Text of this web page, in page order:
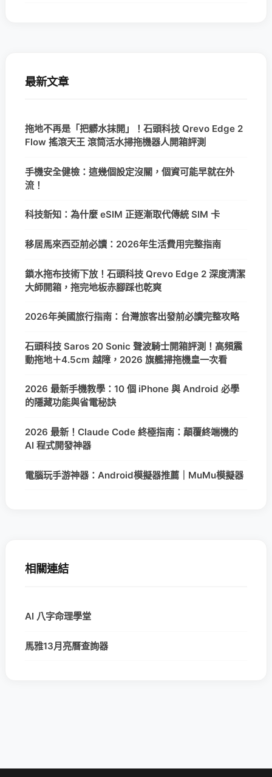
最新文章
拖地不再是「把髒水抹開」！石頭科技 Qrevo Edge 2
Flow 搖滾天王 滾筒活水掃拖機器人開箱評測
手機安全健檢：這幾個設定沒關，個資可能早就在外
流！
科技新知：為什麼 eSIM 正逐漸取代傳統 SIM 卡
移居馬來西亞前必讀：2026年生活費用完整指南
鎖水拖布技術下放！石頭科技 Qrevo Edge 2 深度清潔
大師開箱，拖完地板赤腳踩也乾爽
2026年美國旅行指南：台灣旅客出發前必讀完整攻略
石頭科技 Saros 20 Sonic 聲波騎士開箱評測！高頻震
動拖地＋4.5cm 越障，2026 旗艦掃拖機皇一次看
2026 最新手機教學：10 個 iPhone 與 Android 必學
的隱藏功能與省電秘訣
2026 最新！Claude Code 終極指南：顛覆終端機的
AI 程式開發神器
電腦玩手游神器：Android模擬器推薦｜MuMu模擬器
相關連結
AI 八字命理學堂
馬雅13月亮曆查詢器